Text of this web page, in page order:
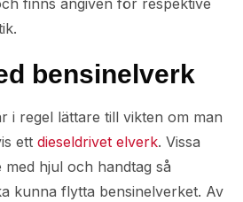
finns angiven för respektive
bensinelverk
i regel lättare till vikten om man
ett dieseldrivet elverk. Vissa
hjul och handtag så
kunna flytta bensinelverket. Av